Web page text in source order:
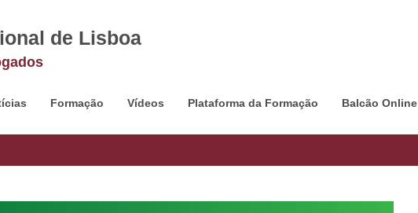
de Lisboa
Formação Vídeos Plataforma da Formação Balcão Online